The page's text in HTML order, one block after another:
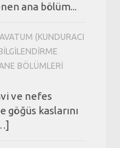
ana bölüm...
(KUNDURACI
BÖLÜMLERI
ve nefes
göğüs kaslarını